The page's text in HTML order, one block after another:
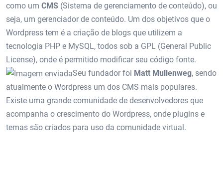
como um CMS (Sistema de gerenciamento de conteúdo), ou
seja, um gerenciador de conteúdo. Um dos objetivos que o
Wordpress tem é a criação de blogs que utilizem a
tecnologia PHP e MySQL, todos sob a GPL (General Public
License), onde é permitido modificar seu código fonte.
Seu fundador foi Matt Mullenweg, sendo
atualmente o Wordpress um dos CMS mais populares.
Existe uma grande comunidade de desenvolvedores que
acompanha o crescimento do Wordpress, onde plugins e
temas são criados para uso da comunidade virtual.